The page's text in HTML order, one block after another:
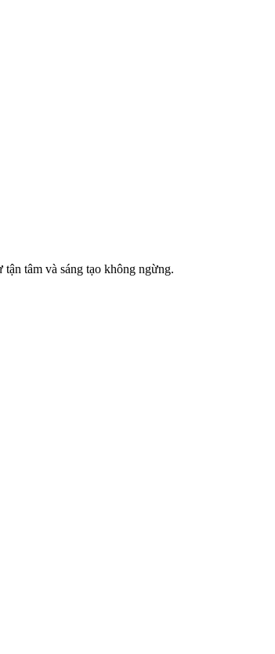
tâm và sáng tạo không ngừng.